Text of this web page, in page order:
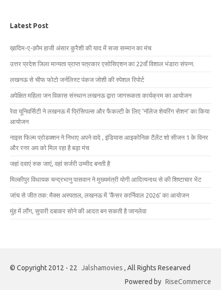
Latest Post
ख़ादिम-ए-क़ौम हाजी अंसार कुरैशी की याद में सजा सम्मान का मंच
उत्तर प्रदेश जिला मान्यता प्राप्त पत्रकार एसोसिएशन का 22वाँ विशाल भंडारा संपन्न.
लखनऊ से चीफ फोटो जर्नलिस्ट पंकज जोशी की स्पेशल रिपोर्ट
अपेक्षित महिला जन विकास संस्थान लखनऊ द्वारा जागरूकता कार्यक्रम का आयोजन
रेवा यूनिवर्सिटी ने लखनऊ में प्रिंसिपल्स और फैकल्टी के लिए ‘नॉलेज शेयरिंग सेशन’ का किया
आयोजन
नाइस फिल्म प्रोडक्शन ने निभाए अपने वादे , इंडियास आइकोनिक टैलेंट शो सीजन 1 के विनर
और रनर अप को मिल रहा है बड़ा मंच
जहां दवाएं रुक जाएं, वहां सर्जरी उम्मीद बनती है
मिल्कीपुर विधायक चन्द्रभानु पासवान ने मुख्यमंत्री योगी आदित्यनाथ से की शिष्टाचार भेंट
जांच से जीत तक: मैक्स अस्पताल, लखनऊ में ‘कैंसर कार्निवाल 2026’ का आयोजन
मुंह में लौंग, सुपारी दबाकर सोने की आदत बन सकती है जानलेवा
© Copyright 2012 - 22 Jalshamovies , All Rights Researved
Powered by RiseCommerce